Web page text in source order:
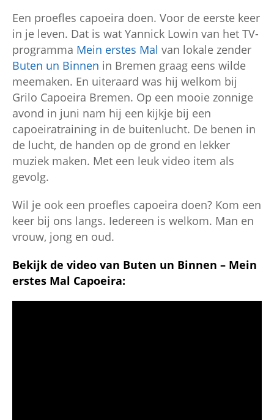
Een proefles capoeira doen. Voor de eerste keer
in je leven. Dat is wat Yannick Lowin van het TV-
programma Mein erstes Mal van lokale zender
Buten un Binnen in Bremen graag eens wilde
meemaken. En uiteraard was hij welkom bij
Grilo Capoeira Bremen. Op een mooie zonnige
avond in juni nam hij een kijkje bij een
capoeiratraining in de buitenlucht. De benen in
de lucht, de handen op de grond en lekker
muziek maken. Met een leuk video item als
gevolg.
Wil je ook een proefles capoeira doen? Kom een
keer bij ons langs. Iedereen is welkom. Man en
vrouw, jong en oud.
Bekijk de video van Buten un Binnen – Mein
erstes Mal Capoeira: